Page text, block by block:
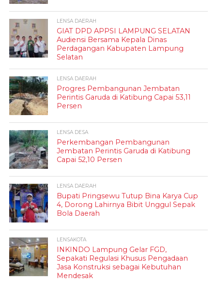
LENSA DAERAH
GIAT DPD APPSI LAMPUNG SELATAN
Audiensi Bersama Kepala Dinas
Perdagangan Kabupaten Lampung
Selatan
LENSA DAERAH
Progres Pembangunan Jembatan
Perintis Garuda di Katibung Capai 53,11
Persen
LENSA DESA
Perkembangan Pembangunan
Jembatan Perintis Garuda di Katibung
Capai 52,10 Persen
LENSA DAERAH
Bupati Pringsewu Tutup Bina Karya Cup
4, Dorong Lahirnya Bibit Unggul Sepak
Bola Daerah
LENSAKOTA
INKINDO Lampung Gelar FGD,
Sepakati Regulasi Khusus Pengadaan
Jasa Konstruksi sebagai Kebutuhan
Mendesak